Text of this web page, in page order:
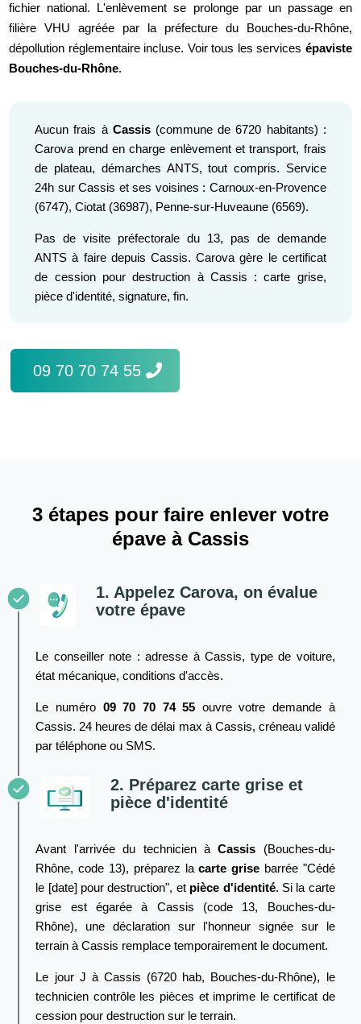
fichier national. L'enlèvement se prolonge par un passage en
filière VHU agréée par la préfecture du Bouches-du-Rhône,
dépollution réglementaire incluse. Voir tous les services épaviste
Bouches-du-Rhône.
Aucun frais à Cassis(commune de 6720 habitants) :
Carova prend en charge enlèvement et transport, frais
de plateau, démarches ANTS, tout compris. Service
24h sur Cassis et ses voisines : Carnoux-en-Provence
(6747), Ciotat (36987), Penne-sur-Huveaune (6569).
Pas de visite préfectorale du 13, pas de demande
ANTS à faire depuis Cassis. Carova gère le certificat
de cession pour destruction à Cassis : carte grise,
pièce d'identité, signature, fin.
09 70 70 74 55
3 étapes pour faire enlever votre
épave à Cassis
1. Appelez Carova, on évalue
votre épave
Le conseiller note : adresse à Cassis, type de voiture,
état mécanique, conditions d'accès.
Le numéro 09 70 70 74 55 ouvre votre demande à
Cassis. 24 heures de délai max à Cassis, créneau validé
par téléphone ou SMS.
2. Préparez carte grise et
pièce d'identité
Avant l'arrivée du technicien àCassis (Bouches-du-
Rhône, code 13), préparez lacarte grise barrée "Cédé
le [date] pour destruction", et pièce d'identité. Si la carte
grise est égarée à Cassis (code 13, Bouches-du-
Rhône), une déclaration sur l'honneur signée sur le
terrain à Cassis remplace temporairement le document.
Le jour J à Cassis (6720 hab, Bouches-du-Rhône), le
technicien contrôle les pièces et imprime le certificat de
cession pour destruction sur le terrain.